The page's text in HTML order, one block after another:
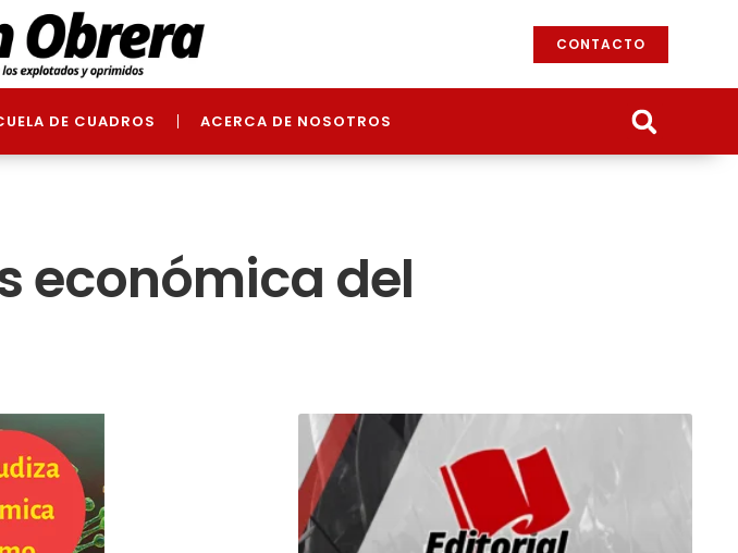
CONTACTO
DE CUADROS ACERCA DE NOSOTROS
económica del